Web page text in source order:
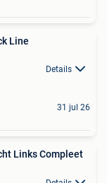
Line
Details
31 jul 26
Links Compleet